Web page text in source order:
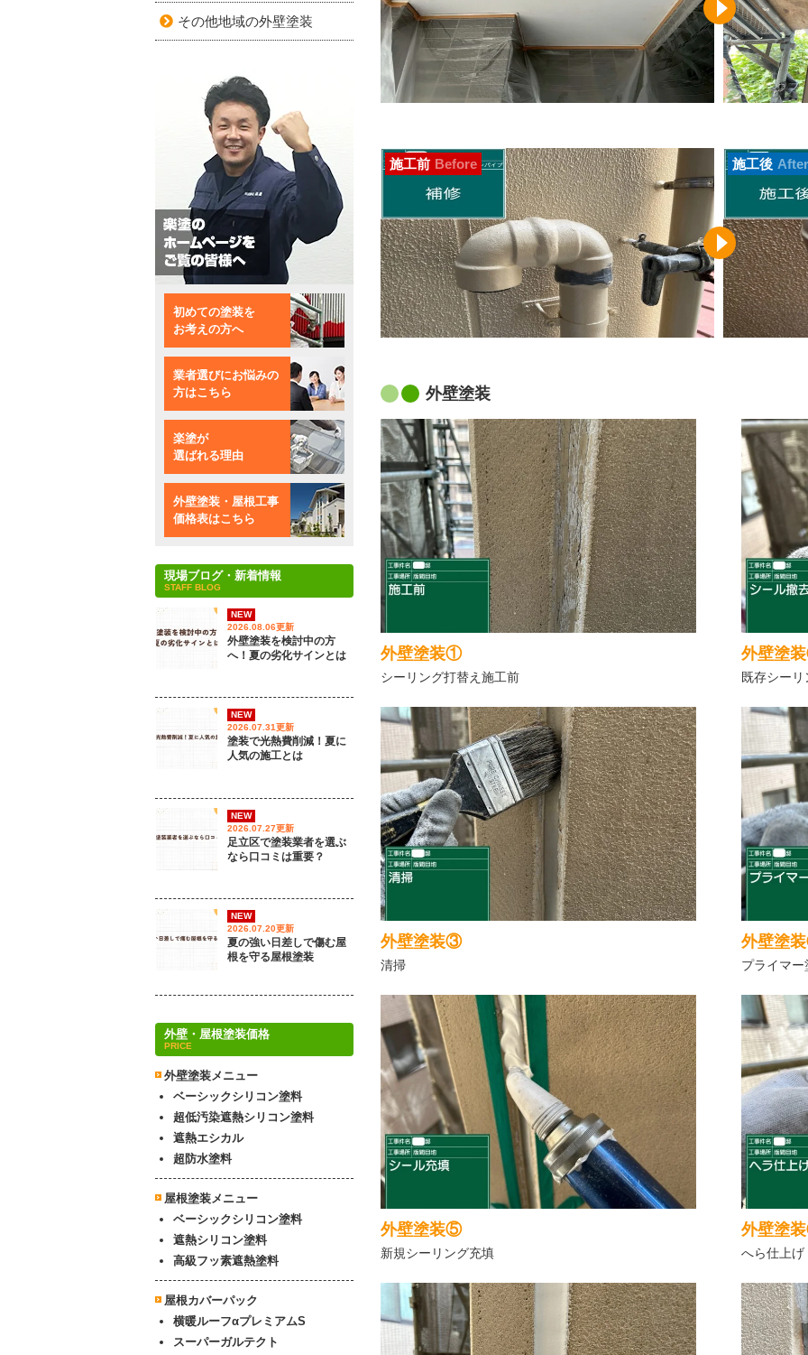
施工前 Before 施工後 After
外壁塗装
外壁塗装①
シーリング打替え施工前
外壁塗
既存シー
外壁塗装③
清掃
外壁塗
プライマー
外壁塗装⑤
新規シーリング充填
外壁塗
へら仕上げ
その他地域の外壁塗装
初めての塗装を
お考えの方へ
業者選びにお悩みの
方はこちら
楽塗が
選ばれる理由
外壁塗装・屋根工事
価格表はこちら
現場ブログ・新着情報
STAFF BLOG
NEW
2026.08.06更新
外壁塗装を検討中の方
へ！夏の劣化サインとは
NEW
2026.07.31更新
塗装で光熱費削減！夏に
人気の施工とは
NEW
2026.07.27更新
足立区で塗装業者を選ぶ
なら口コミは重要？
NEW
2026.07.20更新
夏の強い日差しで傷む屋
根を守る屋根塗装
外壁・屋根塗装価格
PRICE
外壁塗装メニュー
ベーシックシリコン塗料
超低汚染遮熱シリコン塗料
遮熱エシカル
超防水塗料
屋根塗装メニュー
ベーシックシリコン塗料
遮熱シリコン塗料
高級フッ素遮熱塗料
屋根カバーパック
横暖ルーフαプレミアムS
スーパーガルテクト